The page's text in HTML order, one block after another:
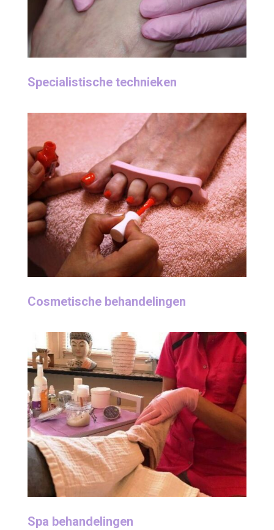
Specialistische technieken
Cosmetische behandelingen
Spa behandelingen